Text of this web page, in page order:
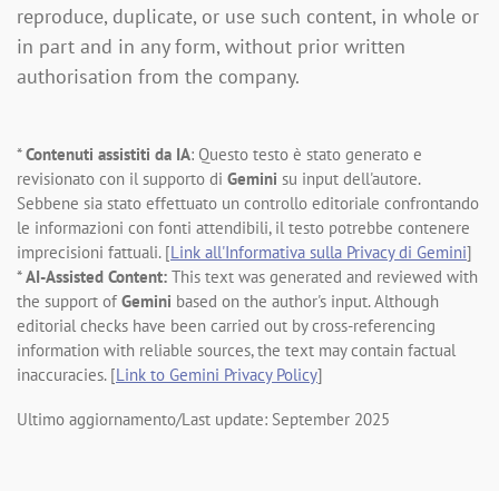
reproduce, duplicate, or use such content, in whole or
in part and in any form, without prior written
authorisation from the company.
*Contenuti assistiti da IA: Questo testo è stato generato e
revisionato con il supporto di Gemini su input dell'autore.
Sebbene sia stato effettuato un controllo editoriale confrontando
le informazioni con fonti attendibili, il testo potrebbe contenere
imprecisioni fattuali. [Link all'Informativa sulla Privacy di Gemini]
*AI-Assisted Content: This text was generated and reviewed with
the support of Gemini based on the author's input. Although
editorial checks have been carried out by cross-referencing
information with reliable sources, the text may contain factual
inaccuracies. [Link to Gemini Privacy Policy]
Ultimo aggiornamento/Last update: September 2025